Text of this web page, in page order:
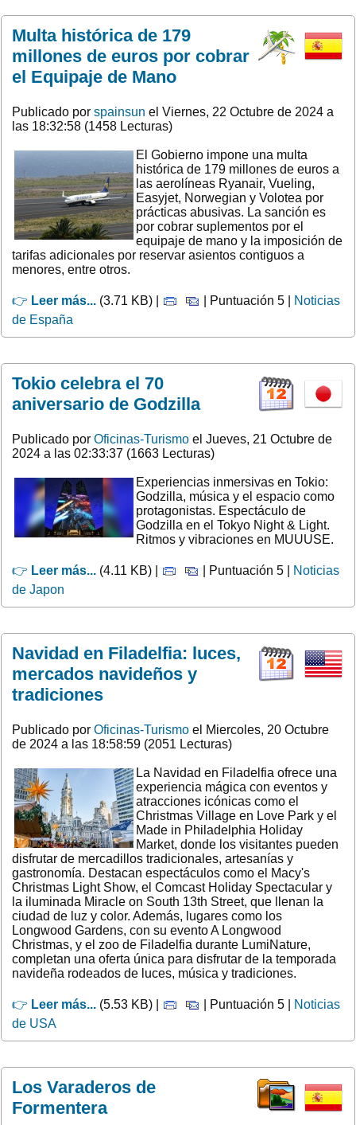
Multa histórica de 179
millones de euros por cobrar
el Equipaje de Mano
Publicado por spainsun el Viernes, 22 Octubre de 2024 a
las 18:32:58 (1458 Lecturas)
El Gobierno impone una multa
histórica de 179 millones de euros a
las aerolíneas Ryanair, Vueling,
Easyjet, Norwegian y Volotea por
prácticas abusivas. La sanción es
por cobrar suplementos por el
equipaje de mano y la imposición de
tarifas adicionales por reservar asientos contiguos a
menores, entre otros.
👉 Leer más... (3.71 KB) | | Puntuación 5 |
Noticias
de España
Tokio celebra el 70
aniversario de Godzilla
Publicado por Oficinas-Turismo el Jueves, 21 Octubre de
2024 a las 02:33:37 (1663 Lecturas)
Experiencias inmersivas en Tokio:
Godzilla, música y el espacio como
protagonistas. Espectáculo de
Godzilla en el Tokyo Night & Light.
Ritmos y vibraciones en MUUUSE.
👉 Leer más... (4.11 KB) | | Puntuación 5 |
Noticias
de Japon
Navidad en Filadelfia: luces,
mercados navideños y
tradiciones
Publicado por Oficinas-Turismo el Miercoles, 20 Octubre
de 2024 a las 18:58:59 (2051 Lecturas)
La Navidad en Filadelfia ofrece una
experiencia mágica con eventos y
atracciones icónicas como el
Christmas Village en Love Park y el
Made in Philadelphia Holiday
Market, donde los visitantes pueden
disfrutar de mercadillos tradicionales, artesanías y
gastronomía. Destacan espectáculos como el Macy's
Christmas Light Show, el Comcast Holiday Spectacular y
la iluminada Miracle on South 13th Street, que llenan la
ciudad de luz y color. Además, lugares como los
Longwood Gardens, con su evento A Longwood
Christmas, y el zoo de Filadelfia durante LumiNature,
completan una oferta única para disfrutar de la temporada
navideña rodeados de luces, música y tradiciones.
👉 Leer más... (5.53 KB) | | Puntuación 5 |
Noticias
de USA
Los Varaderos de
Formentera